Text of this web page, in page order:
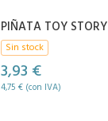
PIÑATA TOY STORY
Sin stock
3,93 €
4,75 € (con IVA)